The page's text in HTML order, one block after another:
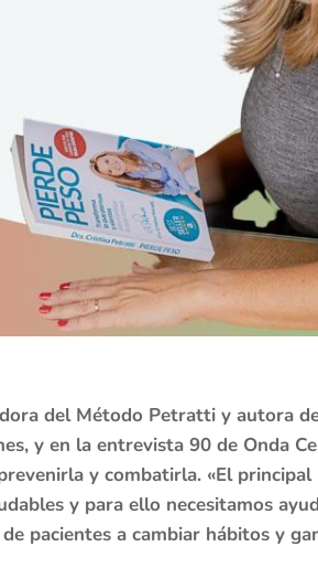
del Método Petratti y autora
y en la entrevista 90 de Onda
y combatirla. «El
y para ello necesitamos
pacientes a cambiar hábitos y